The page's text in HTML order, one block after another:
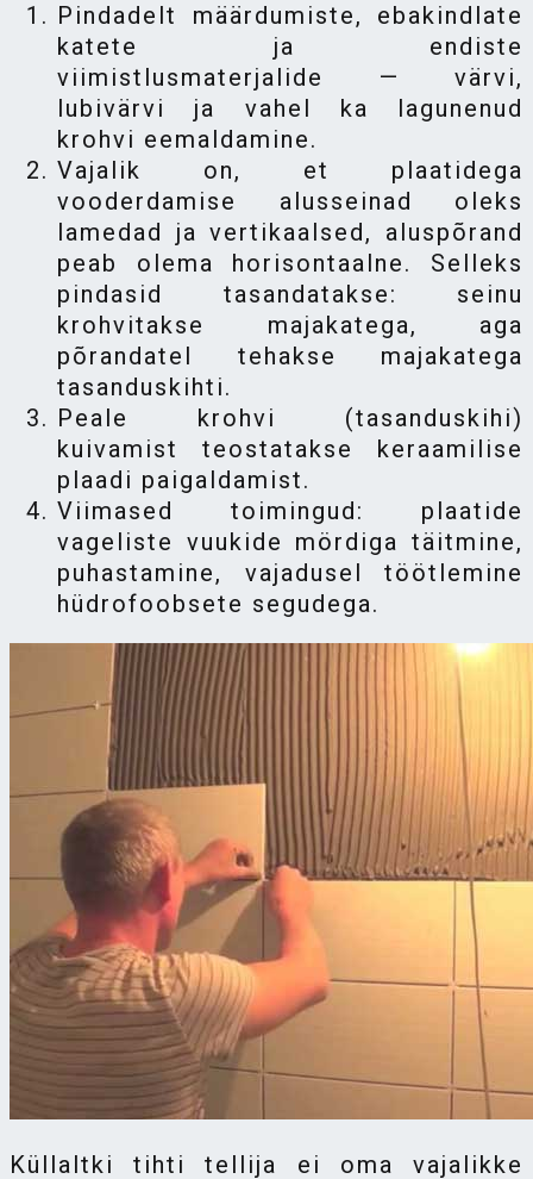
Pindadelt määrdumiste, ebakindlate
katete ja endiste
viimistlusmaterjalide — värvi,
lubivärvi ja vahel ka lagunenud
krohvi eemaldamine.
Vajalik on, et plaatidega
vooderdamise alusseinad oleks
lamedad ja vertikaalsed, aluspõrand
peab olema horisontaalne. Selleks
pindasid tasandatakse: seinu
krohvitakse majakatega, aga
põrandatel tehakse majakatega
tasanduskihti.
Peale krohvi (tasanduskihi)
kuivamist teostatakse keraamilise
plaadi paigaldamist.
Viimased toimingud: plaatide
vageliste vuukide mördiga täitmine,
puhastamine, vajadusel töötlemine
hüdrofoobsete segudega.
Küllaltki tihti tellija ei oma vajalikke